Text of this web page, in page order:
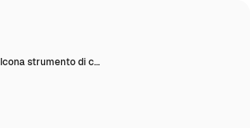
Icona strumento di c…